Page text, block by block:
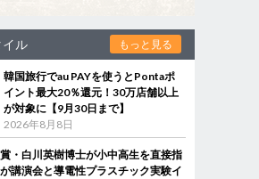
イル もっと見る
韓国旅行でau PAYを使うとPontaポ
イント最大20％還元！30万店舗以上
が対象に【9月30日まで】
2026年8月8日
・白川英樹博士が小中高生を直接指
講演会と導電性プラスチック実験イ